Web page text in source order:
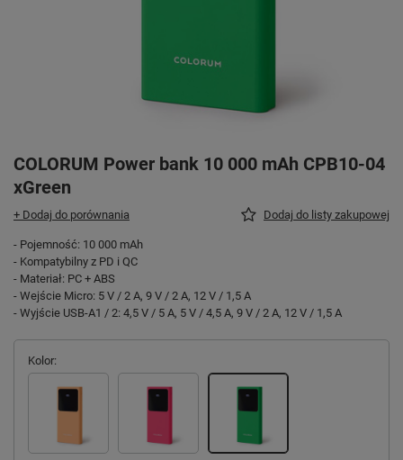
COLORUM Power bank 10 000 mAh CPB10-04
xGreen
+ Dodaj do porównania Dodaj do listy zakupowej
- Pojemność: 10 000 mAh
- Kompatybilny z PD i QC
- Materiał: PC + ABS
- Wejście Micro: 5 V / 2 A, 9 V / 2 A, 12 V / 1,5 A
- Wyjście USB-A1 / 2: 4,5 V / 5 A, 5 V / 4,5 A, 9 V / 2 A, 12 V / 1,5 A
Kolor